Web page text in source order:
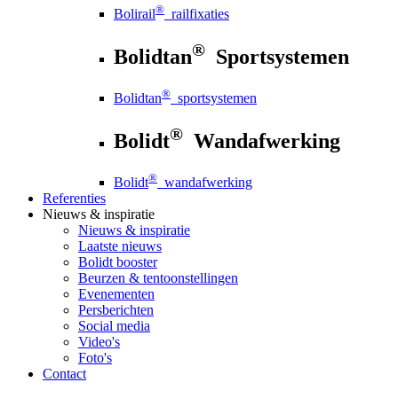
Bolirail® railfixaties
Bolidtan® Sportsystemen
Bolidtan® sportsystemen
Bolidt® Wandafwerking
Bolidt® wandafwerking
Referenties
Nieuws & inspiratie
Nieuws & inspiratie
Laatste nieuws
Bolidt booster
Beurzen & tentoonstellingen
Evenementen
Persberichten
Social media
Video's
Foto's
Contact